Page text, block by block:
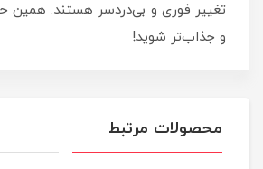
تغییر فوری و بی‌دردسر هستند. همین
و جذاب‌تر شوید!
محصولات مرتبط